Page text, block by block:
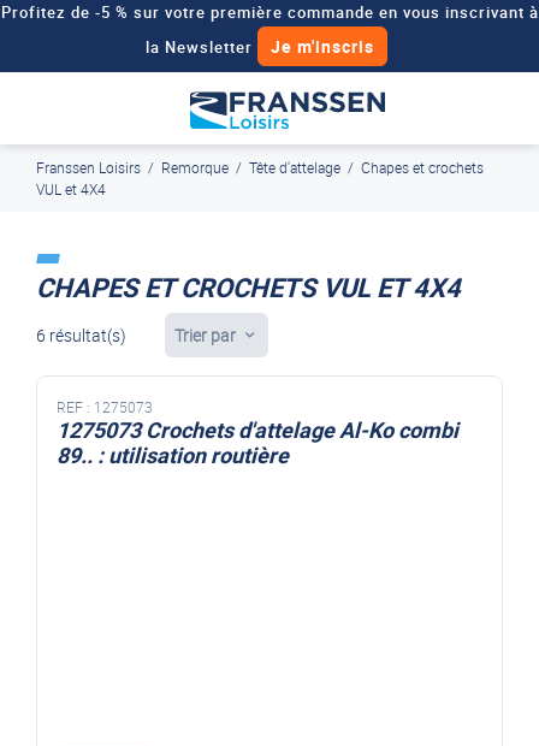
Profitez de -5 % sur votre première commande en vous inscrivant à
la Newsletter
Je m'inscris
Demander un devis
Paiement en ligne sécurisé, en 4x par Paypal
Franssen Loisirs / Remorque / Tête d'attelage / Chapes et crochets
VUL et 4X4
CHAPES ET CROCHETS VUL ET 4X4
6 résultat(s) Trier par
REF : 1275073
1275073 Crochets d'attelage Al-Ko combi
89.. : utilisation routière